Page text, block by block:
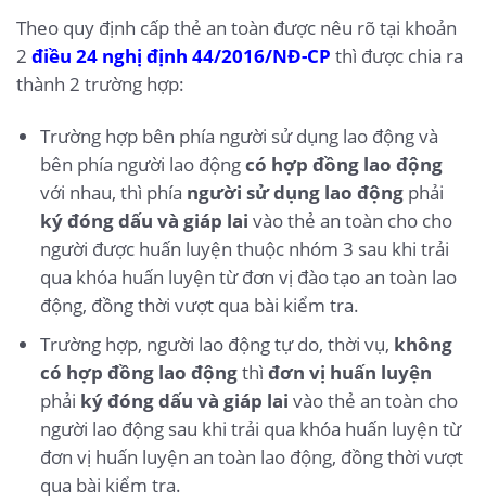
Theo quy định cấp thẻ an toàn được nêu rõ tại khoản
2 điều 24 nghị định 44/2016/NĐ-CP thì được chia ra
thành 2 trường hợp:
Trường hợp bên phía người sử dụng lao động và
bên phía người lao độngcó hợp đồng lao động
với nhau, thì phía người sử dụng lao độngphải
ký đóng dấu và giáp lai vào thẻ an toàn cho cho
người được huấn luyện thuộc nhóm 3 sau khi trải
qua khóa huấn luyện từ đơn vị đào tạo an toàn lao
động, đồng thời vượt qua bài kiểm tra.
Trường hợp, người lao động tự do, thời vụ, không
có hợp đồng lao độngthì đơn vị huấn luyện
phải ký đóng dấu và giáp lai vào thẻ an toàn cho
người lao động sau khi trải qua khóa huấn luyện từ
đơn vị huấn luyện an toàn lao động, đồng thời vượt
qua bài kiểm tra.